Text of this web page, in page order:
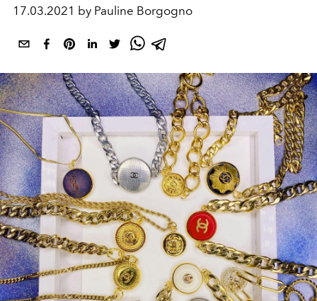
17.03.2021 by Pauline Borgogno